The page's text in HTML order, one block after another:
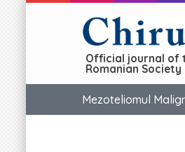
Official journal of
Romanian
Mezoteliomul